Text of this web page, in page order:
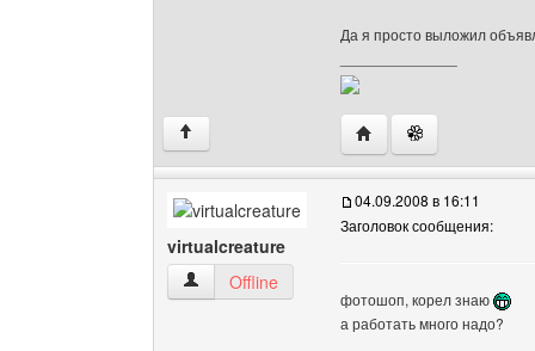
Да я просто выложил
↑ Посетить сайт
virtualcreature
virtualcreature Посмотреть профиль
Offline
04.09.2008 в 16:11
Заголовок сообщения:
фотошоп, корел знаю
а работать много надо?